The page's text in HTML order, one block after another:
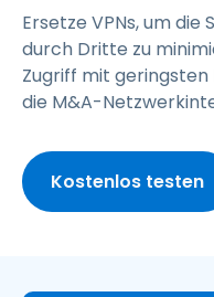
Ersetze VPNs, um die
durch Dritte zu
Zugriff mit geringsten
die M&A-
Kostenlos testen